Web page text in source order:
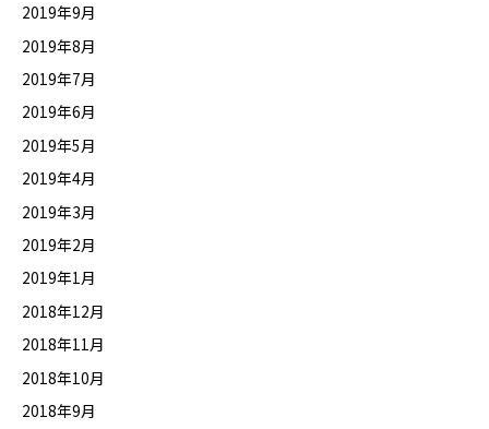
2019年9月
2019年8月
2019年7月
2019年6月
2019年5月
2019年4月
2019年3月
2019年2月
2019年1月
2018年12月
2018年11月
2018年10月
2018年9月